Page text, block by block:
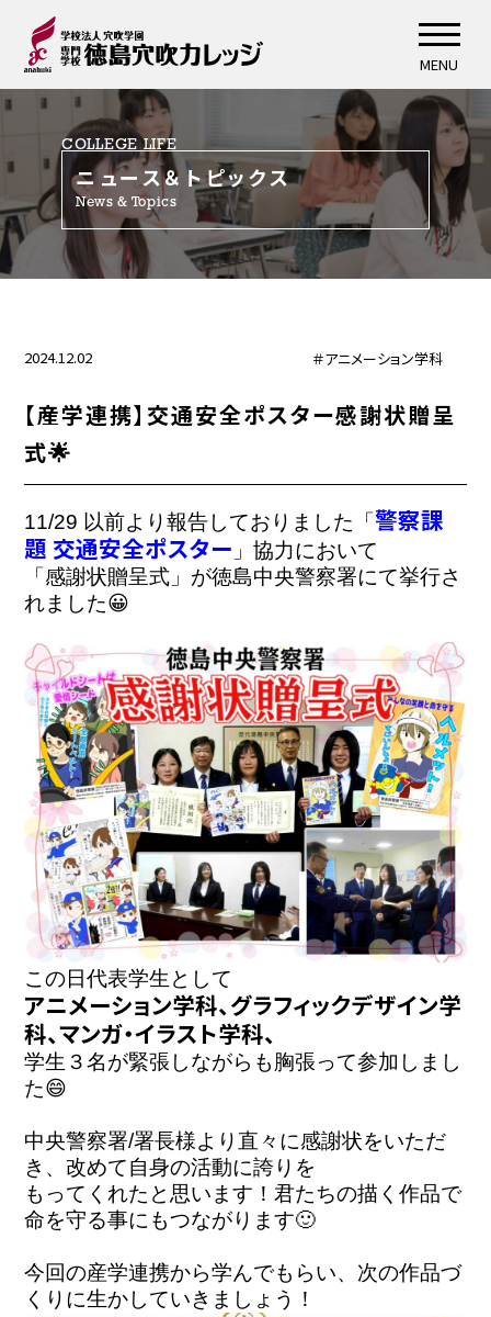
MENU
COLLEGE LIFE
ニュース＆トピックス
News & Topics
2024.12.02 ＃アニメーション学科
【産学連携】交通安全ポスター感謝状贈呈
式🌟
11/29 以前より報告しておりました「警察課
題 交通安全ポスター 」協力において
「感謝状贈呈式」が徳島中央警察署にて挙行さ
この日代表学生として
アニメーション学科、グラフィックデザイン学
学生３名が緊張しながらも胸張って参加しまし
た😄
中央警察署/署長様より直々に感謝状をいただ
き、改めて自身の活動に誇りを
もってくれたと思います！君たちの描く作品で
今回の産学連携から学んでもらい、次の作品づ
くりに生かしていきましょう！